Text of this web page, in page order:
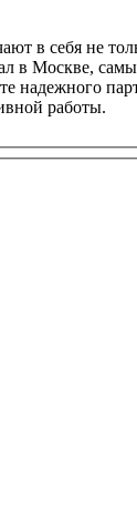
в себя не
в Москве,
надежного
работы.